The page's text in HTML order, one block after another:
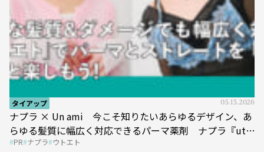
タイアップ 05.13.2026
ナプラ × Un ami 今こそ知りたいあらゆるデザイン、あ
らゆる髪質に幅広く対応できるパーマ薬剤 ナプラ『ut-
et』
PR ナプラ ウトエト